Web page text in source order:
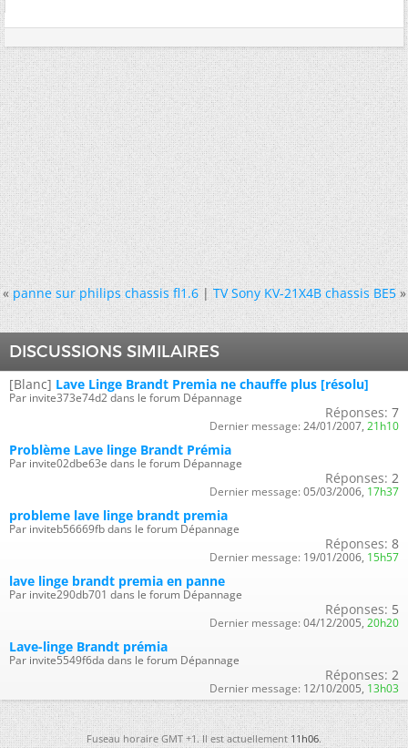
« panne sur philips chassis fl1.6|TV Sony KV-21X4B chassis BE5 »
DISCUSSIONS SIMILAIRES
[Blanc] Lave Linge Brandt Premia ne chauffe plus [résolu]
Par invite373e74d2 dans le forum Dépannage
Réponses: 7
Dernier message: 24/01/2007, 21h10
Problème Lave linge Brandt Prémia
Par invite02dbe63e dans le forum Dépannage
Réponses: 2
Dernier message: 05/03/2006, 17h37
probleme lave linge brandt premia
Par inviteb56669fb dans le forum Dépannage
Réponses: 8
Dernier message: 19/01/2006, 15h57
lave linge brandt premia en panne
Par invite290db701 dans le forum Dépannage
Réponses: 5
Dernier message: 04/12/2005, 20h20
Lave-linge Brandt prémia
Par invite5549f6da dans le forum Dépannage
Réponses: 2
Dernier message: 12/10/2005, 13h03
Fuseau horaire GMT +1. Il est actuellement11h06.